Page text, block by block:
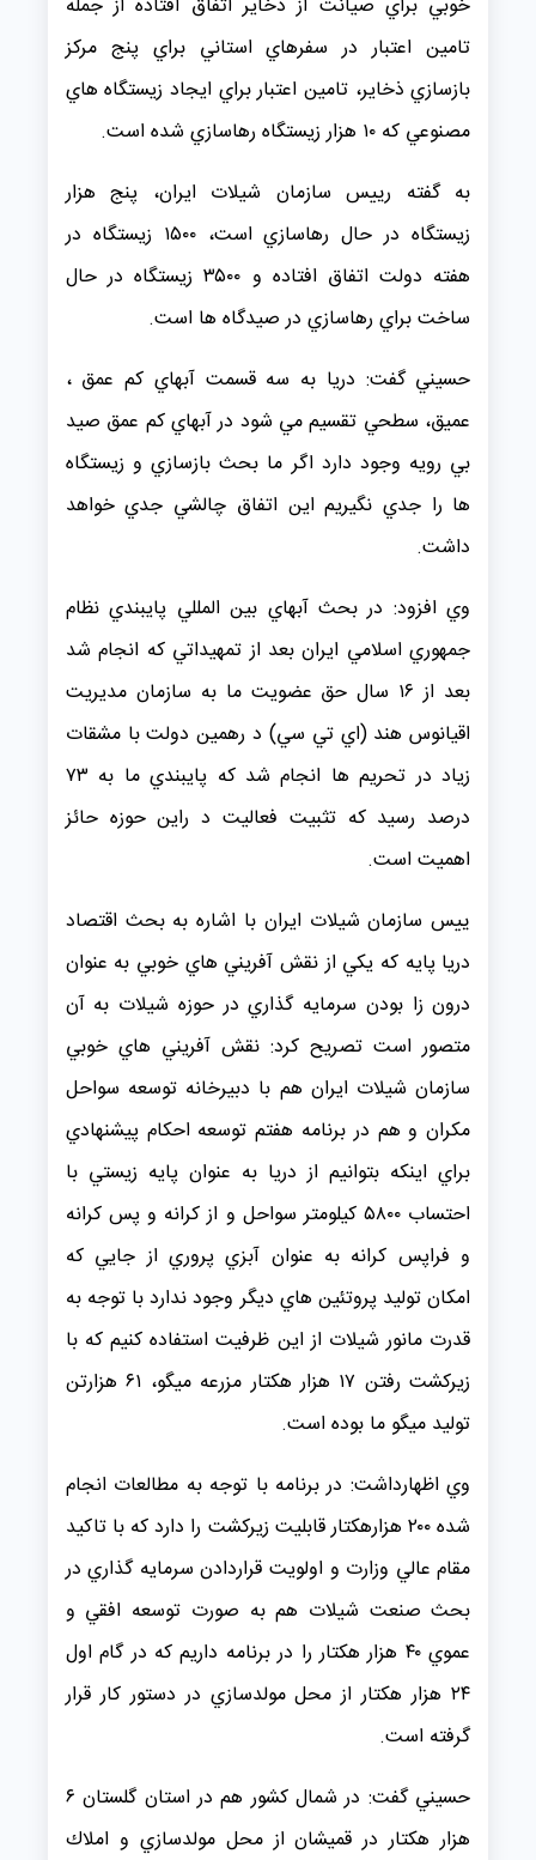
تامين اعتبار در سفرهاي استاني براي پنج مركز
بازسازي ذخاير، تامين اعتبار براي ايجاد زيستگاه هاي
مصنوعي كه ۱۰ هزار زيستگاه رهاسازي شده است.
به گفته رييس سازمان شيلات ايران، پنج هزار
زيستگاه در حال رهاسازي است، ۱۵۰۰ زيستگاه در
هفته دولت اتفاق افتاده و ۳۵۰۰ زيستگاه در حال
ساخت براي رهاسازي در صيدگاه ها است.
حسيني گفت: دريا به سه قسمت آبهاي كم عمق ،
عميق، سطحي تقسيم مي شود در آبهاي كم عمق صيد
بي رويه وجود دارد اگر ما بحث بازسازي و زيستگاه
ها را جدي نگيريم اين اتفاق چالشي جدي خواهد
داشت.
وي افزود: در بحث آبهاي بين المللي پايبندي نظام
جمهوري اسلامي ايران بعد از تمهيداتي كه انجام شد
بعد از ۱۶ سال حق عضويت ما به سازمان مديريت
اقيانوس هند (اي تي سي) د رهمين دولت با مشقات
زياد در تحريم ها انجام شد كه پايبندي ما به ۷۳
درصد رسيد كه تثبيت فعاليت د راين حوزه حائز
اهميت است.
ييس سازمان شيلات ايران با اشاره به بحث اقتصاد
دريا پايه كه يكي از نقش آفريني هاي خوبي به عنوان
درون زا بودن سرمايه گذاري در حوزه شيلات به آن
متصور است تصريح كرد: نقش آفريني هاي خوبي
سازمان شيلات ايران هم با دبيرخانه توسعه سواحل
مكران و هم در برنامه هفتم توسعه احكام پيشنهادي
براي اينكه بتوانيم از دريا به عنوان پايه زيستي با
احتساب ۵۸۰۰ كيلومتر سواحل و از كرانه و پس كرانه
و فراپس كرانه به عنوان آبزي پروري از جايي كه
امكان توليد پروتئين هاي ديگر وجود ندارد با توجه به
قدرت مانور شيلات از اين ظرفيت استفاده كنيم كه با
زيركشت رفتن ۱۷ هزار هكتار مزرعه ميگو، ۶۱ هزارتن
توليد ميگو ما بوده است.
وي اظهارداشت: در برنامه با توجه به مطالعات انجام
شده ۲۰۰ هزارهكتار قابليت زيركشت را دارد كه با تاكيد
مقام عالي وزارت و اولويت قراردادن سرمايه گذاري در
بحث صنعت شيلات هم به صورت توسعه افقي و
عموي ۴۰ هزار هكتار را در برنامه داريم كه در گام اول
۲۴ هزار هكتار از محل مولدسازي در دستور كار قرار
گرفته است.
حسيني گفت: در شمال كشور هم در استان گلستان ۶
هزار هكتار در قميشان از محل مولدسازي و املاك